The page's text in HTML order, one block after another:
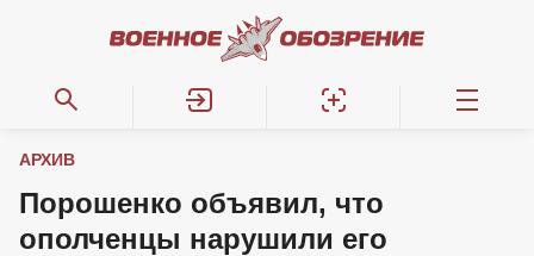
АРХИВ
Порошенко объявил, что
ополченцы нарушили его